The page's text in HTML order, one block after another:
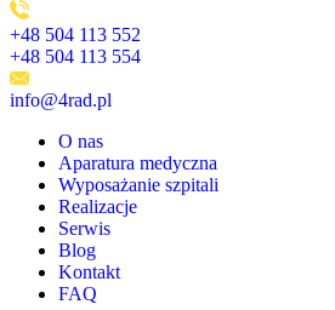
+48 504 113 552
+48 504 113 554
info@4rad.pl
O nas
Aparatura medyczna
Wyposażanie szpitali
Realizacje
Serwis
Blog
Kontakt
FAQ